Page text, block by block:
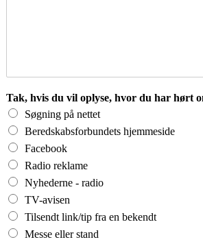
Tak, hvis du vil oplyse, hvor du har hørt
Søgning på nettet
Beredskabsforbundets hjemmeside
Facebook
Radio reklame
Nyhederne - radio
TV-avisen
Tilsendt link/tip fra en bekendt
Messe eller stand